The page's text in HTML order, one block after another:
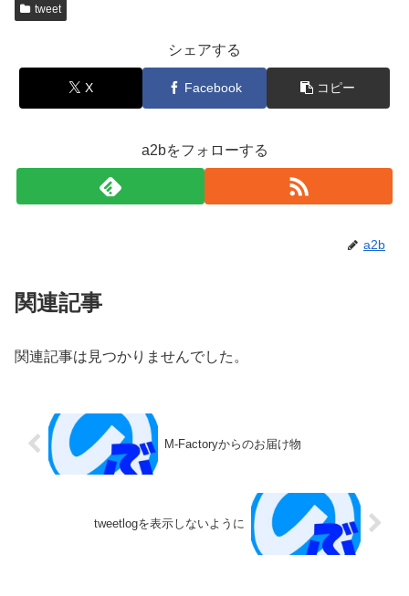
tweet
シェアする
X Facebook コピー
a2bをフォローする
a2b
関連記事
関連記事は見つかりませんでした。
M-Factoryからのお届け物
tweetlogを表示しないように